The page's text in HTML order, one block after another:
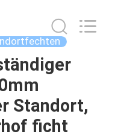
Standort,
ficht